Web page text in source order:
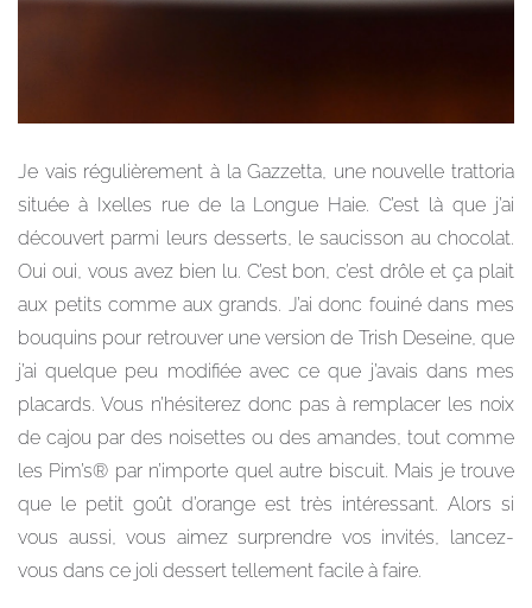
Je vais régulièrement à la Gazzetta, une nouvelle trattoria
située à Ixelles rue de la Longue Haie. C’est là que j’ai
découvert parmi leurs desserts, le saucisson au chocolat.
Oui oui, vous avez bien lu. C’est bon, c’est drôle et ça plait
aux petits comme aux grands. J’ai donc fouiné dans mes
bouquins pour retrouver une version de Trish Deseine, que
j’ai quelque peu modifiée avec ce que j’avais dans mes
placards. Vous n’hésiterez donc pas à remplacer les noix
de cajou par des noisettes ou des amandes, tout comme
les Pim’s® par n’importe quel autre biscuit. Mais je trouve
que le petit goût d’orange est très intéressant. Alors si
vous aussi, vous aimez surprendre vos invités, lancez-
vous dans ce joli dessert tellement facile à faire.